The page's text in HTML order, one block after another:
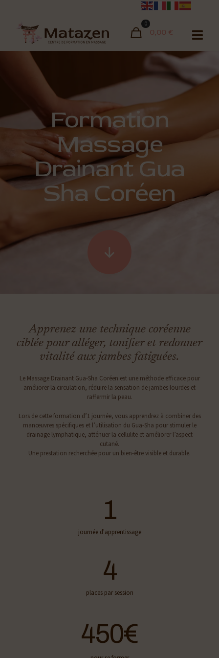
0
0,00 €
Formation
Massage
Drainant Gua
Sha Coréen
Apprenez une technique coréenne
ciblée pour alléger, tonifier et redonner
vitalité aux jambes fatiguées.
Le Massage Drainant Gua-Sha Coréen est une méthode efficace pour
améliorer la circulation, réduire la sensation de jambes lourdes et
raffermir la peau.
Lors de cette formation d’1 journée, vous apprendrez à combiner des
manœuvres spécifiques et l’utilisation du Gua-Sha pour stimuler le
drainage lymphatique, atténuer la cellulite et améliorer l’aspect
cutané.
Une prestation recherchée pour un bien-être visible et durable.
1
journée d'apprentissage
4
places par session
450€